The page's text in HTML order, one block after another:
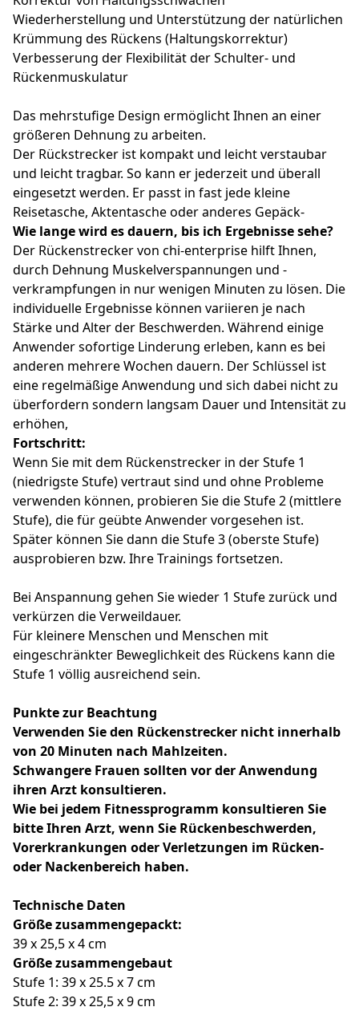
Wiederherstellung und Unterstützung der natürlichen
Krümmung des Rückens (Haltungskorrektur)
Verbesserung der Flexibilität der Schulter- und
Rückenmuskulatur
Das mehrstufige Design ermöglicht Ihnen an einer
größeren Dehnung zu arbeiten.
Der Rückstrecker ist kompakt und leicht verstaubar
und leicht tragbar. So kann er jederzeit und überall
eingesetzt werden. Er passt in fast jede kleine
Reisetasche, Aktentasche oder anderes Gepäck-
Wie lange wird es dauern, bis ich Ergebnisse sehe?
Der Rückenstrecker von chi-enterprise hilft Ihnen,
durch Dehnung Muskelverspannungen und -
verkrampfungen in nur wenigen Minuten zu lösen. Die
individuelle Ergebnisse können variieren je nach
Stärke und Alter der Beschwerden. Während einige
Anwender sofortige Linderung erleben, kann es bei
anderen mehrere Wochen dauern. Der Schlüssel ist
eine regelmäßige Anwendung und sich dabei nicht zu
überfordern sondern langsam Dauer und Intensität zu
erhöhen,
Fortschritt:
Wenn Sie mit dem Rückenstrecker in der Stufe 1
(niedrigste Stufe) vertraut sind und ohne Probleme
verwenden können, probieren Sie die Stufe 2 (mittlere
Stufe), die für geübte Anwender vorgesehen ist.
Später können Sie dann die Stufe 3 (oberste Stufe)
ausprobieren bzw. Ihre Trainings fortsetzen.
Bei Anspannung gehen Sie wieder 1 Stufe zurück und
verkürzen die Verweildauer.
Für kleinere Menschen und Menschen mit
eingeschränkter Beweglichkeit des Rückens kann die
Stufe 1 völlig ausreichend sein.
Punkte zur Beachtung
Verwenden Sie den Rückenstrecker nicht innerhalb
von 20 Minuten nach Mahlzeiten.
Schwangere Frauen sollten vor der Anwendung
ihren Arzt konsultieren.
Wie bei jedem Fitnessprogramm konsultieren Sie
bitte Ihren Arzt, wenn Sie Rückenbeschwerden,
Vorerkrankungen oder Verletzungen im Rücken-
oder Nackenbereich haben.
Technische Daten
Größe zusammengepackt:
39 x 25,5 x 4 cm
Größe zusammengebaut
Stufe 1: 39 x 25.5 x 7 cm
Stufe 2: 39 x 25,5 x 9 cm